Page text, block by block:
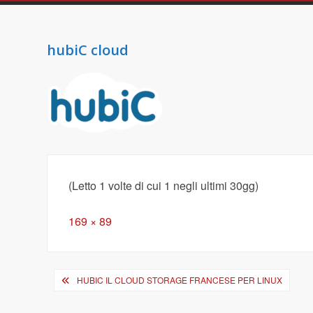
hubiC cloud
(Letto 1 volte di cui 1 negli ultimi 30gg)
Full
169 × 89
Navigazione
HUBIC IL CLOUD STORAGE FRANCESE PER LINUX